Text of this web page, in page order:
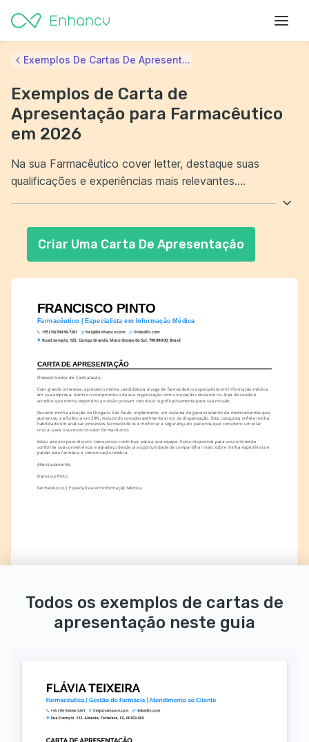
FRANCISCO PINTO
Farmacêutico | Especialista em Informação Médica
+55 (19) 93456-7281 help@enhancv.com
linkedin.com
Rua Exemplo, 123, Campo Grande, Mato Grosso do Sul, 79000-000, Brasil
CARTA DE APRESENTAÇÃO
Prezado Gestor de Contratação,
Com grande interesse, apresento minha candidatura à vaga de farmacêutico especialista em informação médica
em sua empresa. Admiro o compromisso da sua organização com a inovação constante na área de saúde e
acredito que minha experiência e visão possam contribuir significativamente para sua missão.
Durante minha atuação na Drogaria São Paulo, implementei um sistema de gerenciamento de medicamentos que
aumentou a eficiência em 30%, reduzindo consideravelmente erros de dispensação. Esta conquista reflete minha
habilidade em analisar processos farmacêuticos e melhorar a segurança do paciente, que considero um pilar
crucial para o sucesso no setor farmacêutico.
Estou ansioso para discutir como posso contribuir para a sua equipe. Estou disponível para uma entrevista
conforme sua conveniência e agradeço desde já a oportunidade de compartilhar mais sobre minha experiência e
paixão pela farmácia e comunicação médica.
Atenciosamente,
Francisco Pinto
Farmacêutico | Especialista em Informação Médica
Exemplos De Cartas De Apresent...
Exemplos de Carta de
Apresentação para Farmacêutico
em 2026
Na sua Farmacêutico cover letter, destaque suas
qualificações e experiências mais relevantes.
comunicação e capacidade de trabalhar em equipe.
Estas características são essenciais para um
Criar Uma Carta De Apresentação
Todos os exemplos de cartas de
apresentação neste guia